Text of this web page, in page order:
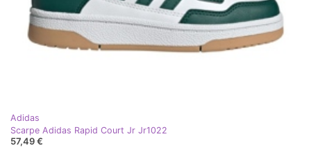
Adidas
Scarpe Adidas Rapid Court Jr Jr1022
57,49 €